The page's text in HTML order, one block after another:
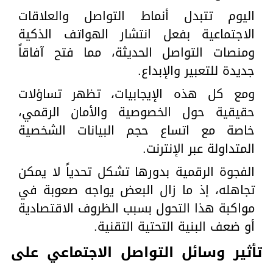
اليوم تتبدل أنماط التواصل والعلاقات
الاجتماعية بفعل انتشار الهواتف الذكية
ومنصات التواصل الحديثة، مما فتح آفاقاً
جديدة للتعبير والإبداع.
ومع كل هذه الإيجابيات، تظهر تساؤلات
حقيقية حول الخصوصية والأمان الرقمي،
خاصة مع اتساع حجم البيانات الشخصية
المتداولة عبر الإنترنت.
الفجوة الرقمية بدورها تشكل تحدياً لا يمكن
تجاهله، إذ ما زال البعض يواجه صعوبة في
مواكبة هذا التحول بسبب الظروف الاقتصادية
أو ضعف البنية التحتية التقنية.
تأثير وسائل التواصل الاجتماعي على